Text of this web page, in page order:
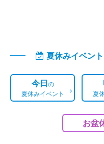
夏休みイベン
今日の
夏休みイベント
夏
お盆